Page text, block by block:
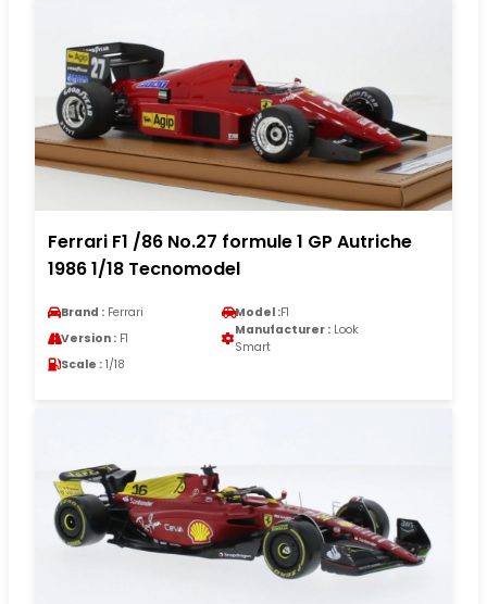
Ferrari F1 /86 No.27 formule 1 GP Autriche
1986 1/18 Tecnomodel
Brand : Ferrari Model :F1
Version : F1
Manufacturer : Look
Smart
Scale : 1/18